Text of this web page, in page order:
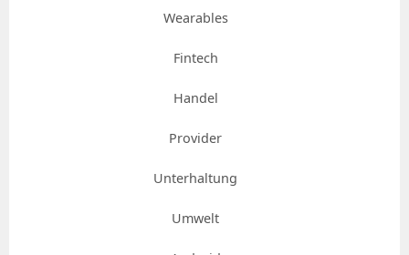
Wearables
Fintech
Handel
Provider
Unterhaltung
Umwelt